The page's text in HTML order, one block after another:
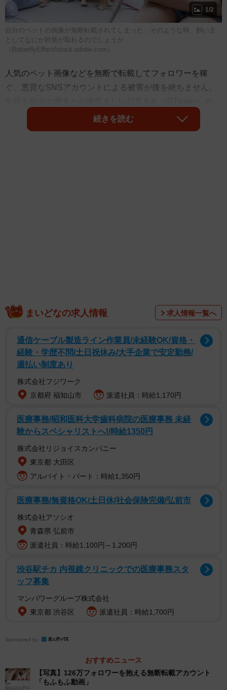
1/2
自分のペットの画像が無断転載されてしまった…そのような時、飼い主
としてなにか対策が取れるのでしょうか
（ButterflyEffect/stock.adobe.com）
人気のペット画像などを無断で転載してフォロワーを稼
ぐ、悪質なSNSアカウントによる被害が後を絶ちません。
Instagramに投稿している人気のアカウントが、写真を盗用
されて困っているとのニュースが話題になりました。
のは、愛犬がペット用ドライルームの中にいるちょっとSF
らゲーミングPCに侵入してきたワンコ」などと事実と異な
るコメントを付けて投稿し、多くの「いいね」を集めてい
るといいます。
このような問題が起きたとき、飼い主としては何か対策は
ているあさひ法律事務所・代表弁護士の石井一旭氏が解説
します。
126万フォロワーを抱える無断転載アカウント「もふもふ動画」
著作権侵害を理由に、削除請求や損害賠償請求が
続きを読む
まいどなの求人情報 求人情報一覧へ
通信ケーブル製造ライン作業員/未経験OK/資格・
経験・学歴不問/土日祝休み/大手企業で安定勤務/
週払い制度あり
株式会社フジワーク
京都府 福知山市
派遣社員：時給1,170円
医療事務/昭和医科大学歯科病院の医療事務 未経
験からスペシャリストへ!/時給1350円
株式会社リジョイスカンパニー
東京都 大田区
アルバイト・パート：時給1,350円
医療事務/無資格OK/土日休/社会保険完備/弘前市
株式会社アソシオ
青森県 弘前市
派遣社員：時給1,100円～1,200円
渋谷駅チカ 内視鏡クリニックでの医療事務スタ
ッフ募集
マンパワーグループ株式会社
東京都 渋谷区
派遣社員：時給1,700円
Sponsored by
おすすめニュース
【写真】126万フォロワーを抱える無断転載アカウント
「もふもふ動画」